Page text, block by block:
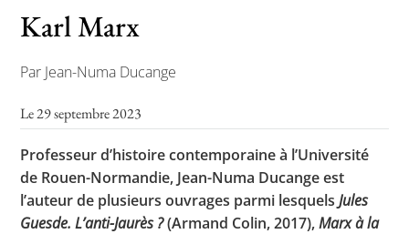
Communiqués et motions
Lettre d’information de l’APHG
L’APHG dans la presse
Karl Marx
Par Jean-Numa Ducange
Le 29 septembre 2023
Professeur d’histoire contemporaine à l’Université
de Rouen-Normandie, Jean-Numa Ducange est
l’auteur de plusieurs ouvrages parmi lesquelsJules
Guesde. L’anti-Jaurès ?(Armand Colin, 2017),Marx à la